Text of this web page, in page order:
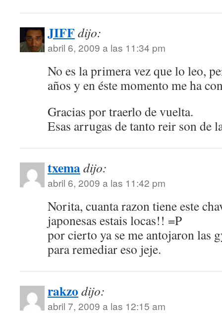
JIFF dijo:
abril 6, 2009 a las 11:34 pm
No es la primera vez que lo leo,
años y en éste momento me ha
Gracias por traerlo de vuelta.
Esas arrugas de tanto reir son de
txemadijo:
abril 6, 2009 a las 11:42 pm
Norita, cuanta razon tiene este
japonesas estais locas!! =P
por cierto ya se me antojaron las
para remediar eso jeje.
rakzo dijo:
abril 7, 2009 a las 12:15 am